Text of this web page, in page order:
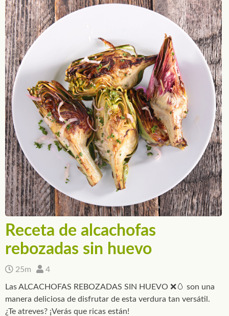
Receta de alcachofas
rebozadas sin huevo
25m 4
Las ALCACHOFAS REBOZADAS SIN HUEVO ❌🥚 son una
manera deliciosa de disfrutar de esta verdura tan versátil.
¿Te atreves? ¡Verás que ricas están!